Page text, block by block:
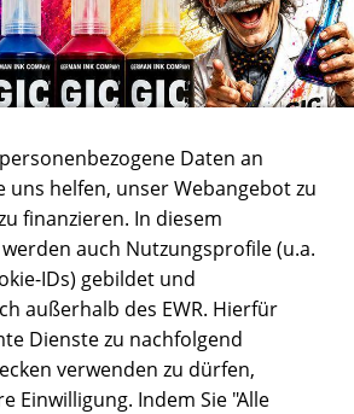
Daten an
helfen, unser Webangebot zu
finanzieren. In diesem
auch Nutzungsprofile (u.a.
IDs) gebildet und
außerhalb des EWR. Hierfür
Dienste zu nachfolgend
verwenden zu dürfen,
Einwilligung. Indem Sie "Alle